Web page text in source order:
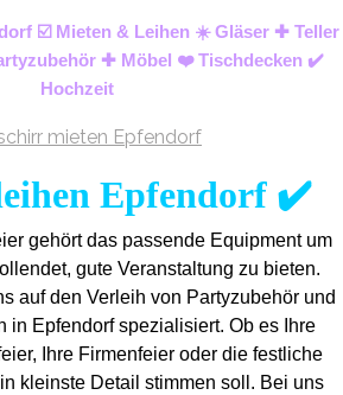
☑️ Mieten & Leihen ☀️ Gläser ✚ Teller
✚ Möbel ❤️ Tischdecken ✔️
Hochzeit
Epfendorf ✔️
gehört das passende Equipment um
gute Veranstaltung zu bieten.
auf den Verleih von Partyzubehör und
in Epfendorf spezialisiert. Ob es Ihre
Ihre Firmenfeier oder die festliche
kleinste Detail stimmen soll. Bei uns